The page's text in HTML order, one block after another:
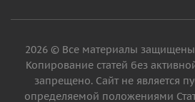
2026 © Все материалы
Копирование статей без
запрещено. Сайт не является
определяемой положениями